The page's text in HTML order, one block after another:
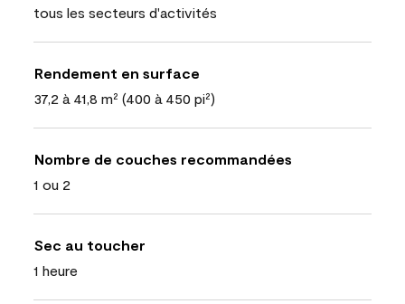
tous les secteurs d'activités
Rendement en surface
37,2 à 41,8 m² (400 à 450 pi²)
Nombre de couches recommandées
1 ou 2
Sec au toucher
1 heure